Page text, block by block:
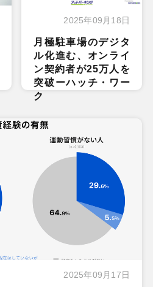
2025年09月18日
月極駐車場のデジタ
ル化進む、オンライ
ン契約者が25万人を
突破ーハッチ・ワー
ク
2025年09月17日